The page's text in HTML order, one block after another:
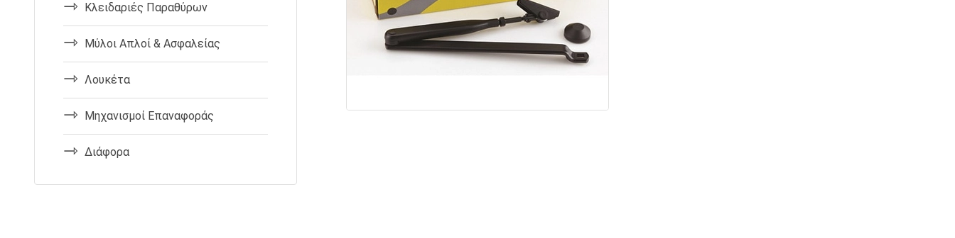
Κλειδαριές Παραθύρων
Μύλοι Απλοί & Ασφαλείας
Λουκέτα
Μηχανισμοί Επαναφοράς
Διάφορα